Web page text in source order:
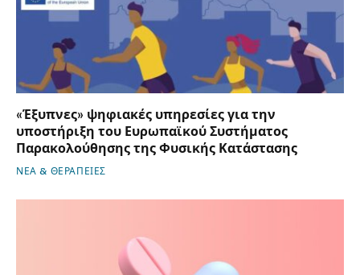
«Έξυπνες» ψηφιακές υπηρεσίες για την
υποστήριξη του Ευρωπαϊκού Συστήματος
Παρακολούθησης της Φυσικής Κατάστασης
ΝΕΑ & ΘΕΡΑΠΕΙΕΣ